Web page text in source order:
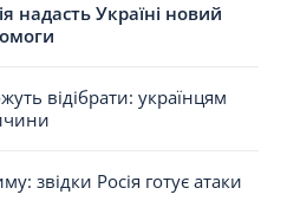
надасть Україні новий
відібрати: українцям
звідки Росія готує атаки